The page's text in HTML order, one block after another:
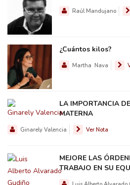
Raúl Mandujano
¿Cuántos kilos?
Martha Nava
LA IMPORTANCIA
MATERNA
Ginarely Valencia Ver Nota
MEJORE LAS
TRABAJO EN SU